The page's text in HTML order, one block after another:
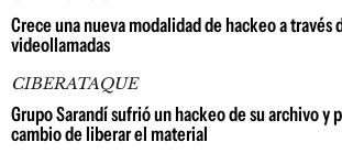
Crece una nueva modalidad de hackeo a través
videollamadas
CIBERATAQUE
Grupo Sarandí sufrió un hackeo de su archivo y
cambio de liberar el material